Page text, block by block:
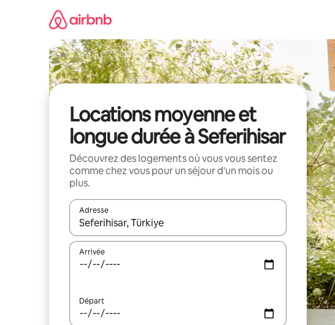
Locations moyenne et
longue durée à Seferihisar
Découvrez des logements où vous vous sentez
comme chez vous pour un séjour d'un mois ou
plus.
Adresse
Lorsque les résultats s'affichent, utilisez les flèches vers le haut
Arrivée
Départ